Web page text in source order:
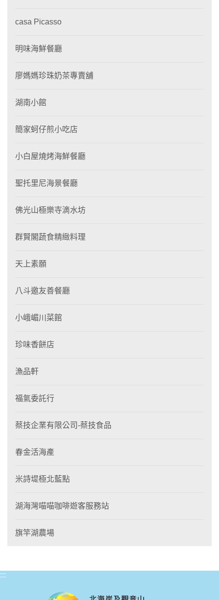
casa Picasso
明味海鮮餐廳
廖媽媽珍珠奶茶專賣舖
湖南小館
簡家蚵仔煎小吃店
小白屋燒烤海鮮餐廳
聖托里尼海景餐廳
佛光山極樂寺滴水坊
群賢閣蔬食精緻料理
天上素願
八斗邀友善餐廳
小峨嵋川菜館
珍味香餅店
漁品軒
福氣委託行
蔡技企業有限公司-蔡技食品
春金活海產
米詩堤極北藍點
湖海灣喵喵咖啡遊客服務站
旗竿湖農場
:::